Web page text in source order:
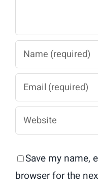
Save my name,
browser for the